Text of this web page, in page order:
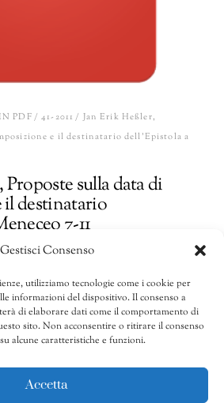
Gestisci Consenso
utilizziamo tecnologie come i cookie per
informazioni del dispositivo. Il consenso a
di elaborare dati come il comportamento di
sito. Non acconsentire o ritirare il consenso
alcune caratteristiche e funzioni.
Accetta
PDF/41-2011 / Jan Erik Heßler,
e il destinatario dell’Epistola a
sulla data di
il destinatario
7-11
AL CARRELLO Share
2011-50/2020,Contributi in pdf